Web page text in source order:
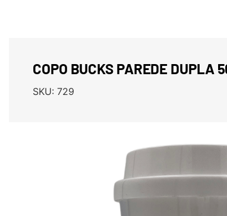
COPO BUCKS PAREDE DUPLA
SKU: 729